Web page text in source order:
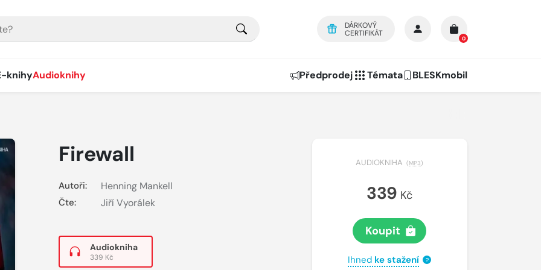
DÁRKOVÝ
CERTIFIKÁT
0
knihyAudioknihy Předprodej Témata BLESKmobil
Firewall
Autoři: Henning Mankell
Čte: Jiří Vyorálek
Audiokniha
339 Kč
AUDIOKNIHA (MP3)
339 Kč
Koupit
Ihned ke stažení ?